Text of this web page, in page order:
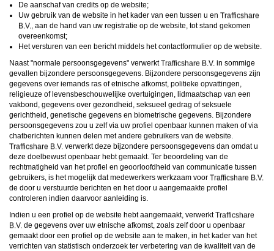
gefingeerd zijn. Deze gefingeerde profielen zijn alleen aangemaakt om berichten en
flirts mee uit te wisselen; fysieke afspraken met de persoon achter een gefingeerd
profiel zijn dan ook niet mogelijk.
Deze site wordt beschermd door reCAPTCHA, hetPrivacybeleiden deAlgemene
Voorwaardenvan Google zijn van toepassing.
hanteert een beschermplan met als doel het herkennen en in
mogelijk niet begrijpen. Het beschermplan houdt onder meer in dat jijzelf, maar ook
derden een toegangsverbod voor jou kunnen aanvragen. Meer informatie hierover tref
je aan op de paginaToegangsverbod.
Op het gebruik van deze website zijn de
algemene voorwaarden ,
cookieverklaring
enprivacybeleidvan van toepassing. Door op"Akkoord en
doorgaan"te klikken ga je met decookieverklaring enprivacybeleidakkoord.
Indien je je op de website registreert, ga je tevens akkoord met dealgemene
voorwaarden.
De aanschaf van credits op de website;
Uw gebruik van de website in het kader van een tussen u en
, aan de hand van uw registratie op de website, tot stand gekomen
overeenkomst;
Het versturen van een bericht middels het contactformulier op de website.
Naast "normale persoonsgegevens" verwerkt
in sommige
gevallen bijzondere persoonsgegevens. Bijzondere persoonsgegevens zijn
gegevens over iemands ras of etnische afkomst, politieke opvattingen,
religieuze of levensbeschouwelijke overtuigingen, lidmaatschap van een
vakbond, gegevens over gezondheid, seksueel gedrag of seksuele
gerichtheid, genetische gegevens en biometrische gegevens. Bijzondere
persoonsgegevens zou u zelf via uw profiel openbaar kunnen maken of via
chatberichten kunnen delen met andere gebruikers van de website.
verwerkt deze bijzondere persoonsgegevens dan omdat u
deze doelbewust openbaar hebt gemaakt. Ter beoordeling van de
rechtmatigheid van het profiel en geoorloofdheid van communicatie tussen
gebruikers, is het mogelijk dat medewerkers werkzaam voor
de door u verstuurde berichten en het door u aangemaakte profiel
controleren indien daarvoor aanleiding is.
Indien u een profiel op de website hebt aangemaakt, verwerkt
de gegevens over uw etnische afkomst, zoals zelf door u openbaar
gemaakt door een profiel op de website aan te maken, in het kader van het
verrichten van statistisch onderzoek ter verbetering van de kwaliteit van de